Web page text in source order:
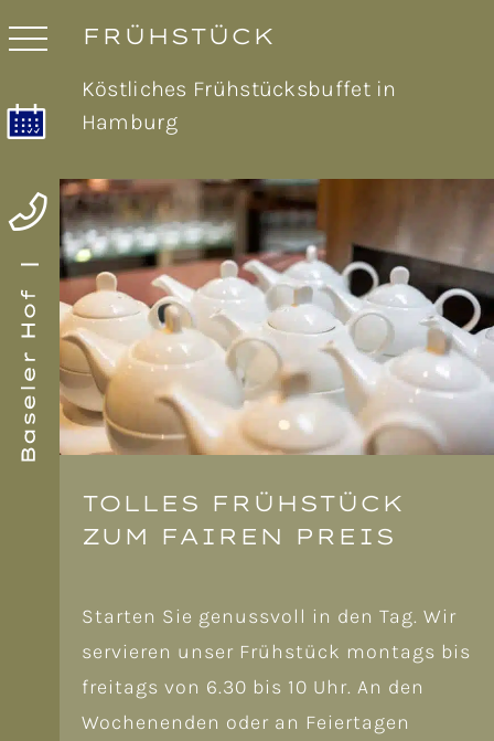
FRÜHSTÜCK
Köstliches Frühstücksbuffet in
Hamburg
TOLLES FRÜHSTÜCK
ZUM FAIREN PREIS
Starten Sie genussvoll in den Tag. Wir
servieren unser Frühstück montags bis
freitags von 6.30 bis 10 Uhr. An den
Wochenenden oder an Feiertagen